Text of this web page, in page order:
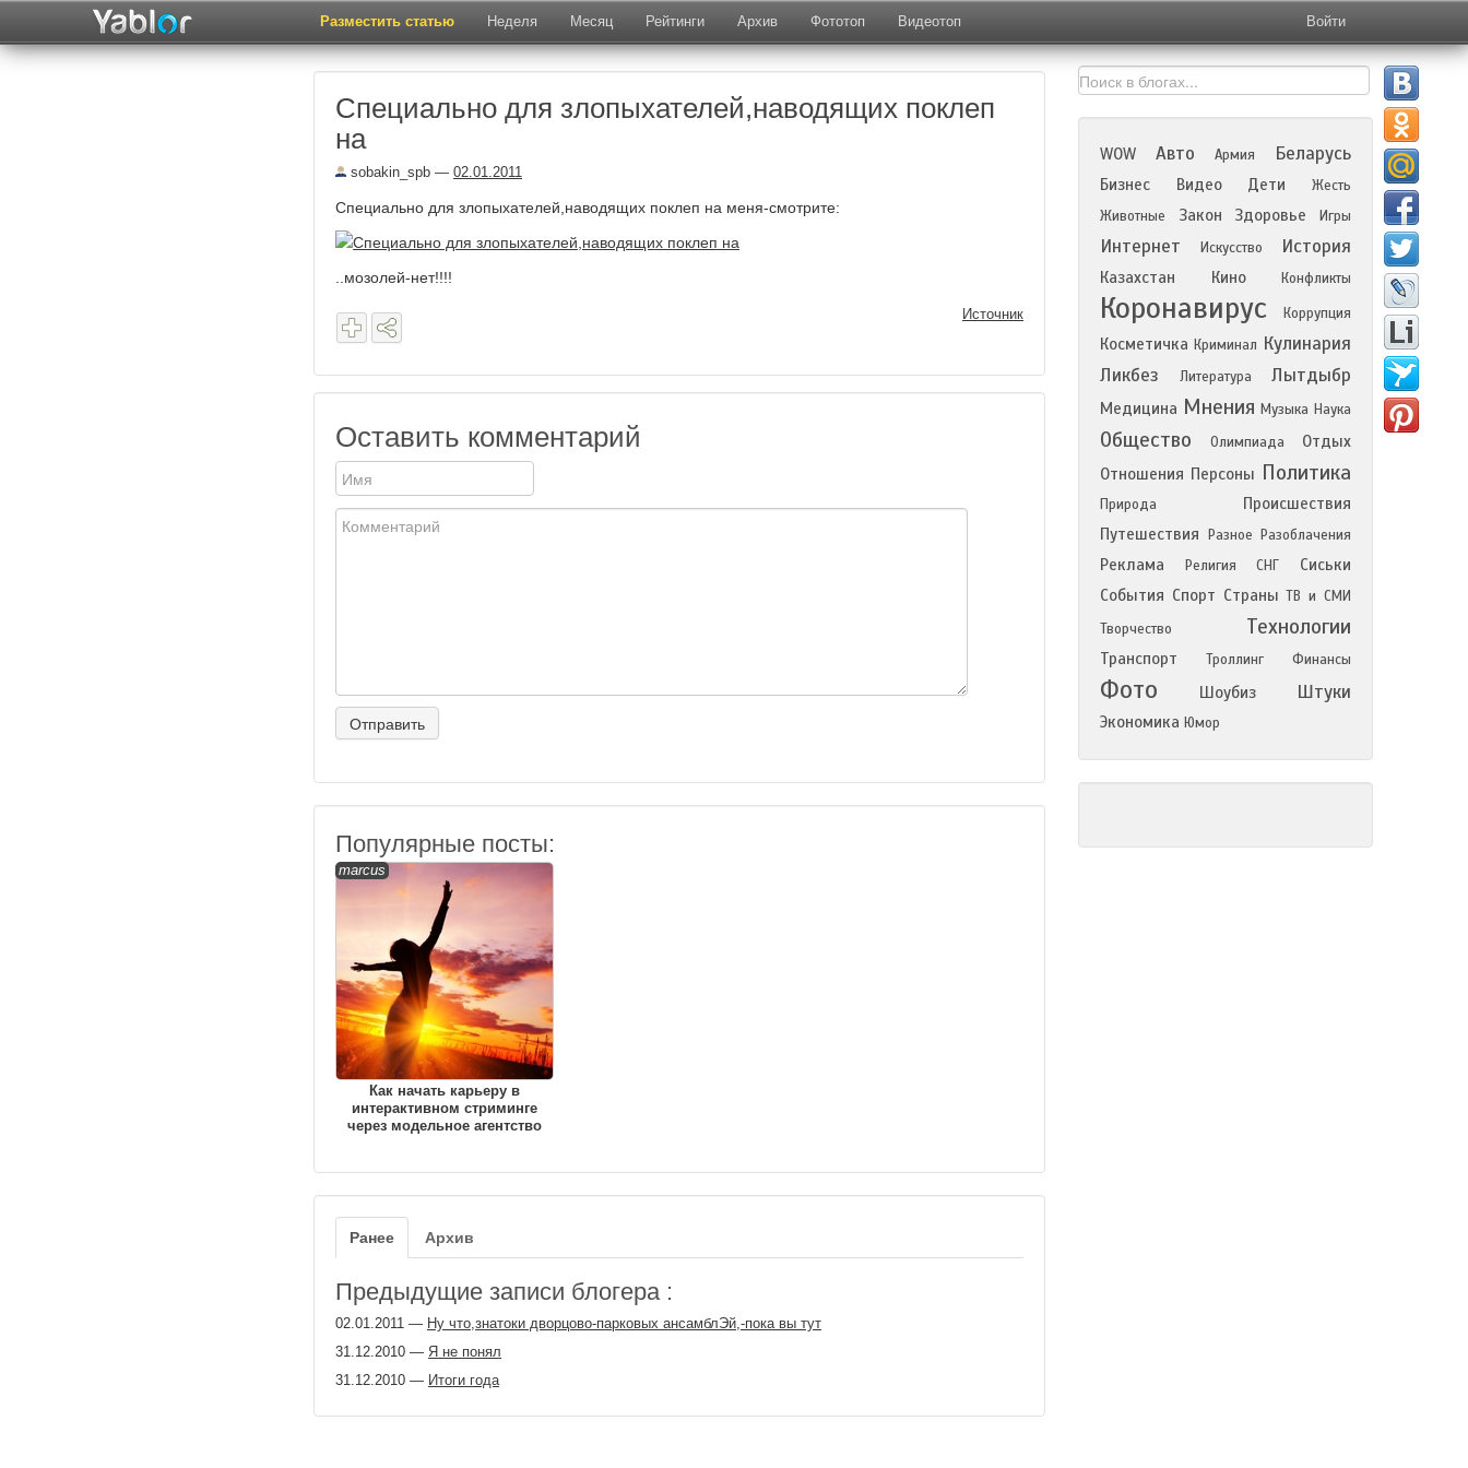
Разместить статью Неделя Месяц Рейтинги Архив Фототоп Видеотоп Войти
Специально для злопыхателей,наводящих поклеп
на
sobakin_spb — 02.01.2011
Специально для злопыхателей,наводящих поклеп на меня-смотрите:
..мозолей-нет!!!!
Источник
Оставить комментарий
Популярные посты:
marcus
Как начать карьеру в
интерактивном стриминге
через модельное агентство
Ранее Архив
Предыдущие записи блогера :
02.01.2011 — Ну что,знатоки дворцово-парковых ансамблЭй,-пока вы тут
31.12.2010 — Я не понял
31.12.2010 — Итоги года
WOW Авто Армия Беларусь
Бизнес Видео Дети
Жесть
Животные
Закон Здоровье Игры
Интернет Искусство История
Казахстан Кино Конфликты
Коронавирус Коррупция
Косметичка Криминал Кулинария
Ликбез
Литература Лытдыбр
Медицина Мнения Музыка Наука
Общество Олимпиада
Отдых
Отношения Персоны Политика
Природа
Происшествия
Путешествия
Разное Разоблачения
Реклама Религия СНГ
Сиськи
События Спорт Страны ТВ и СМИ
Творчество
Технологии
Транспорт Троллинг Финансы
Фото Шоубиз Штуки
Экономика Юмор